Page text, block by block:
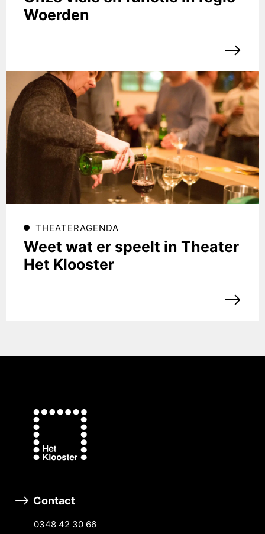
Woerden
THEATERAGENDA
Weet wat er speelt in Theater
Het Klooster
Contact
0348 42 30 66